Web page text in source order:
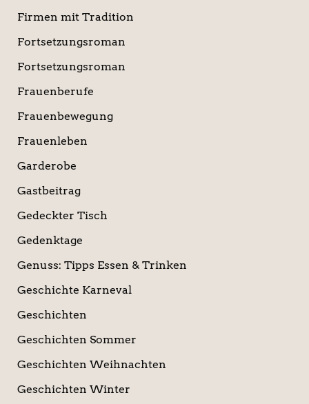
Firmen mit Tradition
Fortsetzungsroman
Fortsetzungsroman
Frauenberufe
Frauenbewegung
Frauenleben
Garderobe
Gastbeitrag
Gedeckter Tisch
Gedenktage
Genuss: Tipps Essen & Trinken
Geschichte Karneval
Geschichten
Geschichten Sommer
Geschichten Weihnachten
Geschichten Winter